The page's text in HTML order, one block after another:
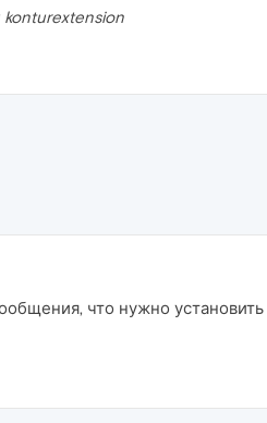
konturextension
что нужно установить